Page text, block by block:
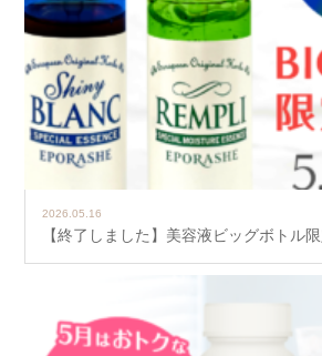
2026.05.16
【終了しました】美容液ビッグボトル